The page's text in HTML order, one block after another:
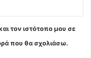
τον ιστότοπο μου σε
που θα σχολιάσω.